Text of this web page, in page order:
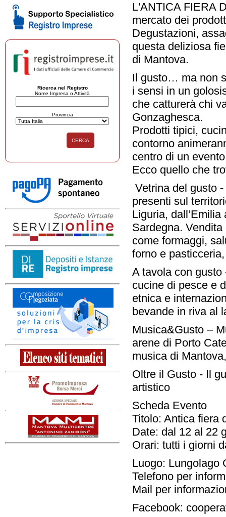
Ricerca nel Registro
Nome Impresa o Attività
Provincia
CERCA
L'ANTICA FIERA
mercato dei
Degustazioni,
questa deliziosa
di Mantova.
Il gusto… ma non
i sensi in un
che catturerà chi
Gonzaghesca.
Prodotti tipici,
contorno
centro di un
Ecco quello che
Vetrina del gusto
presenti sul
Liguria,
Sardegna.
come formaggi,
forno e
A tavola con gusto
cucine di pesce e
etnica e
bevande in riva al
Musica&Gusto –
arene di Porto
musica di
Oltre il Gusto - Il
artistico
Scheda Evento
Titolo: Antica fiera
Date: dal 12 al 22
Orari: tutti i giorni
Luogo: Lungolago
Telefono per
Mail per
Facebook: